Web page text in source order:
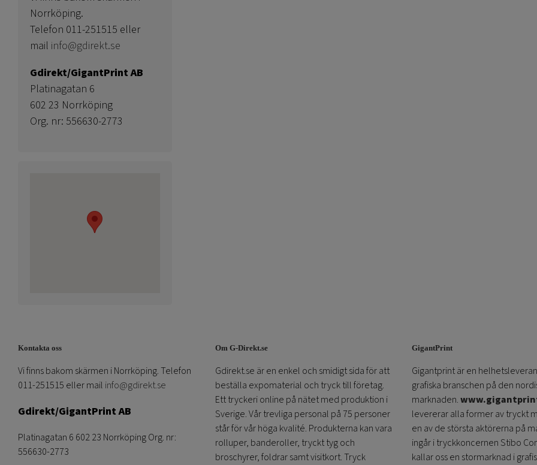
Norrköping.
Telefon 011-251515 eller
mail info@gdirekt.se
Gdirekt/GigantPrint AB
Platinagatan 6
602 23 Norrköping
Org. nr: 556630-2773
Kontakta oss
Vi finns bakom skärmen i Norrköping. Telefon
011-251515 eller mail info@gdirekt.se
Gdirekt/GigantPrint AB
Platinagatan 6 602 23 Norrköping Org. nr:
556630-2773
Om G-Direkt.se
Gdirekt.se är en enkel och smidigt sida för att
beställa expomaterial och tryck till företag.
Ett tryckeri online på nätet med produktion i
Sverige. Vår trevliga personal på 75 personer
står för vår höga kvalité. Produkterna kan vara
rolluper, banderoller, tryckt tyg och
broschyrer, foldrar samt visitkort. Tryck
GigantPrint
Gigantprint är en
grafiska branschen på den
marknaden.
levererar alla former av tryckt
en av de största aktörerna på
ingår i tryckkoncernen Stibo
kallar oss en stormarknad i